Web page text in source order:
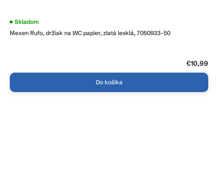
Mexen Rufo, držiak na WC papier, zlatá lesklá, 7050933-50
Skladom
€10,99
Do košíka